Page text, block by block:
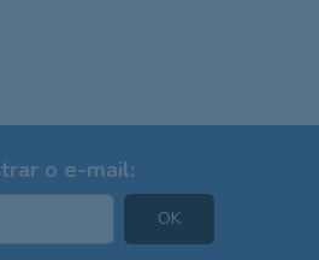
o e-mail: